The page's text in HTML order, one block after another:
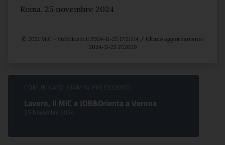
Roma, 25 novembre 2024
© 2021 MiC - Pubblicato il 2024-11-25 17:21:04 / Ultimo aggiornamento
2024-11-25 17:26:19
Sfoglia comunicati
COMUNICATO STAMPA PRECEDENTE:
Lavoro, il MiC a JOB&Orienta a Verona
25 Novembre 2024